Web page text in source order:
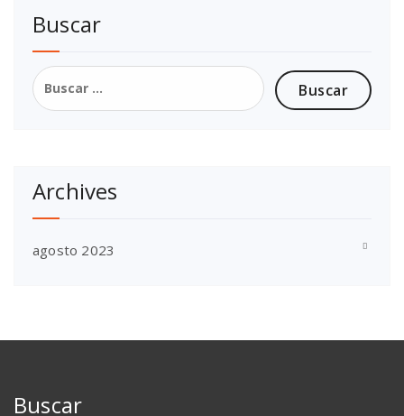
Buscar
Buscar:
Archives
agosto 2023
Buscar